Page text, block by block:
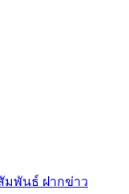
สัมพันธ์ ฝากข่าว